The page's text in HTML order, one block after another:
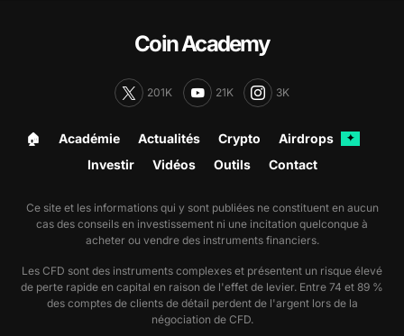
Coin Academy
201K 21K 3K
🏠︎ Académie Actualités Crypto Airdrops ✦
Investir Vidéos Outils Contact
Ce site et les informations qui y sont publiées ne constituent en aucun
cas des conseils en investissement ni une incitation quelconque à
acheter ou vendre des instruments financiers.
Les CFD sont des instruments complexes et présentent un risque élevé
de perte rapide en capital en raison de l'effet de levier. Entre 74 et 89 %
des comptes de clients de détail perdent de l'argent lors de la
négociation de CFD.